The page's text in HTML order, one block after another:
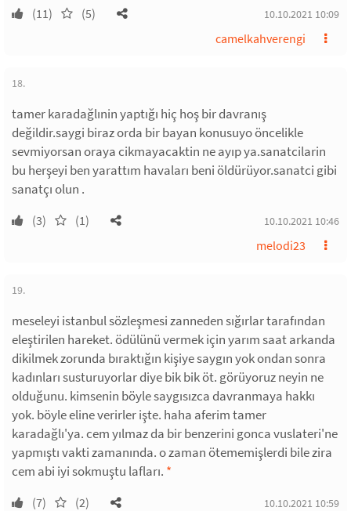
(11) (5) 10.10.2021 10:09
camelkahverengi
18.
tamer karadağlınin yaptığı hiç hoş bir davranış
değildir.saygi biraz orda bir bayan konusuyo öncelikle
sevmiyorsan oraya cikmayacaktin ne ayıp ya.sanatcilarin
bu herşeyi ben yarattım havaları beni öldürüyor.sanatci gibi
sanatçı olun .
(3) (1) 10.10.2021 10:46
melodi23
19.
meseleyi istanbul sözleşmesi zanneden sığırlar tarafından
eleştirilen hareket. ödülünü vermek için yarım saat arkanda
dikilmek zorunda bıraktığın kişiye saygın yok ondan sonra
kadınları susturuyorlar diye bik bik öt. görüyoruz neyin ne
olduğunu. kimsenin böyle saygısızca davranmaya hakkı
yok. böyle eline verirler işte. haha aferim tamer
karadağlı'ya. cem yılmaz da bir benzerini gonca vuslateri'ne
yapmıştı vakti zamanında. o zaman ötememişlerdi bile zira
cem abi iyi sokmuştu lafları. *
(7) (2) 10.10.2021 10:59